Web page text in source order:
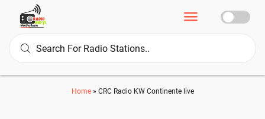
Home» CRC Radio KW Continente live